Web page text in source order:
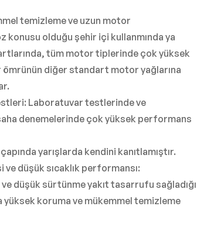
temizleme ve uzun motor
konusu olduğu şehir içi kullanmında ya
tüm motor tiplerinde çok yüksek
diğer standart motor yağlarına
Laboratuvar testlerinde ve
denemelerinde çok yüksek performans
yarışlarda kendini kanıtlamıştır.
düşük sıcaklık performansı:
ve düşük sürtünme yakıt tasarrufu sağladığı
yüksek koruma ve mükemmel temizleme